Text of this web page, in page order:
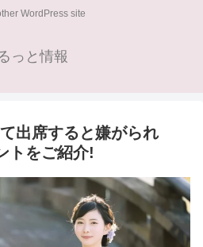
WordPress site
っと情報
出席すると嫌がられ
トをご紹介!